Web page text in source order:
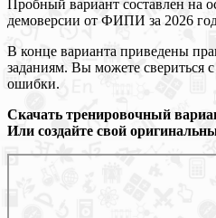
Пробный вариант составлен на
демоверсии от ФИПИ за 2026
В конце варианта приведены
заданиям. Вы можете свериться
ошибки.
Скачать тренировочный
Или создайте свой